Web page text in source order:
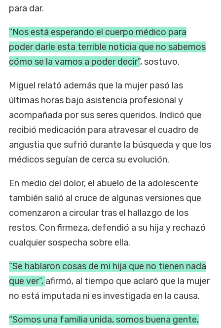
para dar.
“Nos está esperando el cuerpo médico para
poder darle esta terrible noticia que no sabemos
cómo se la vamos a poder decir”, sostuvo.
Miguel relató además que la mujer pasó las
últimas horas bajo asistencia profesional y
acompañada por sus seres queridos. Indicó que
recibió medicación para atravesar el cuadro de
angustia que sufrió durante la búsqueda y que los
médicos seguían de cerca su evolución.
En medio del dolor, el abuelo de la adolescente
también salió al cruce de algunas versiones que
comenzaron a circular tras el hallazgo de los
restos. Con firmeza, defendió a su hija y rechazó
cualquier sospecha sobre ella.
“Se hablaron cosas de mi hija que no tienen nada
que ver”, afirmó, al tiempo que aclaró que la mujer
no está imputada ni es investigada en la causa.
“Somos una familia unida, somos buena gente,